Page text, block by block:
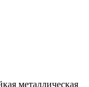
металлическая